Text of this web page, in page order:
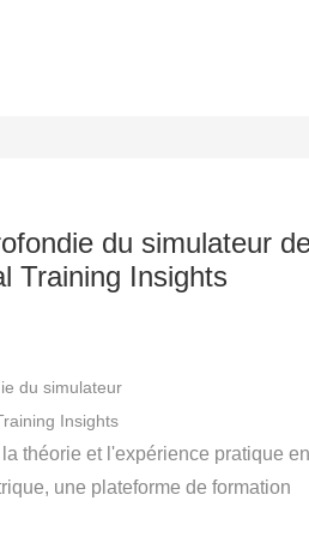
du simulateur
Training Insights
du simulateur
Insights
théorie et l'expérience pratique en
une plateforme de formation